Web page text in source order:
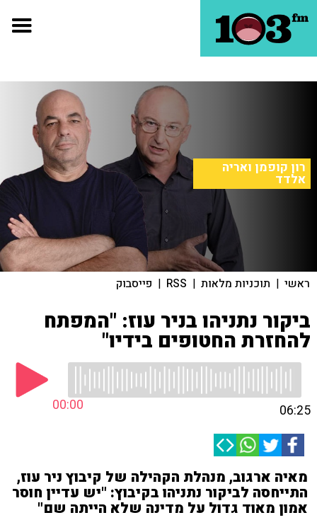
רון קופמן ואריה
אלדד
ראשי | תוכניות מלאות |
RSS
| פייסבוק
ביקור נתניהו בניר עוז: "המפתח
להחזרת החטופים בידיו"
00:00 06:25
מאיה ארגוב, מנהלת הקהילה של קיבוץ ניר עוז,
התייחסה לביקור נתניהו בקיבוץ: "יש עדיין חוסר
אמון מאוד גדול על מדינה שלא הייתה שם"